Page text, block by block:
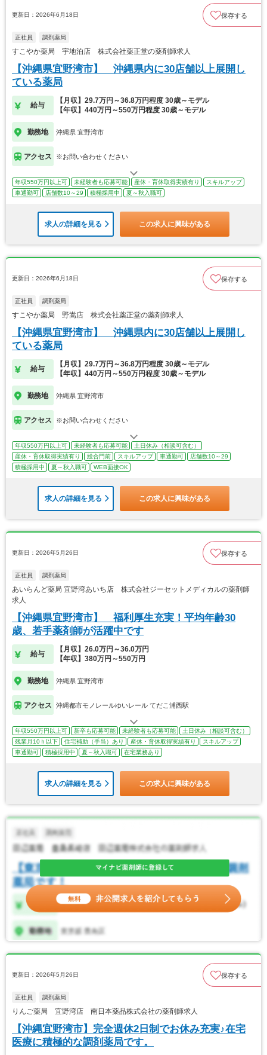
更新日：2026年6月18日 保存する
正社員 調剤薬局
すこやか薬局 宇地泊店 株式会社薬正堂の薬剤師求人
【沖縄県宜野湾市】 沖縄県内に30店舗以上展開し
ている薬局
給与
【月収】29.7万円～36.8万円程度 30歳～モデル
【年収】440万円～550万円程度 30歳～モデル
勤務地 沖縄県 宜野湾市
アクセス ※お問い合わせください
年収550万円以上可 未経験者も応募可能 産休・育休取得実績有り
スキルアップ
車通勤可
店舗数10～29 積極採用中 夏～秋入職可
求人の詳細を見る この求人に興味がある
更新日：2026年6月18日 保存する
正社員 調剤薬局
すこやか薬局 野嵩店 株式会社薬正堂の薬剤師求人
【沖縄県宜野湾市】 沖縄県内に30店舗以上展開し
ている薬局
給与
【月収】29.7万円～36.8万円程度 30歳～モデル
【年収】440万円～550万円程度 30歳～モデル
勤務地 沖縄県 宜野湾市
アクセス ※お問い合わせください
年収550万円以上可 未経験者も応募可能
土日休み（相談可含む）
産休・育休取得実績有り
総合門前 スキルアップ 車通勤可
店舗数10～29
積極採用中
夏～秋入職可 WEB面接OK
求人の詳細を見る この求人に興味がある
更新日：2026年5月26日 保存する
正社員 調剤薬局
あいらんど薬局 宜野湾あいち店 株式会社ジーセットメディカルの薬剤師
求人
【沖縄県宜野湾市】 福利厚生充実！平均年齢30
歳、若手薬剤師が活躍中です
給与
【月収】26.0万円～36.0万円
【年収】380万円～550万円
勤務地 沖縄県 宜野湾市
アクセス 沖縄都市モノレールゆいレール てだこ浦西駅
年収550万円以上可 新卒も応募可能 未経験者も応募可能
土日休み（相談可含む）
残業月10ｈ以下
住宅補助（手当）あり 産休・育休取得実績有り
スキルアップ
車通勤可
積極採用中 夏～秋入職可 在宅業務あり
求人の詳細を見る この求人に興味がある
更新日：2026年5月26日 保存する
正社員 調剤薬局
りんご薬局 宜野湾店 南日本薬品株式会社の薬剤師求人
【沖縄宜野湾市】完全週休2日制でお休み充実♪在宅
医療に積極的な調剤薬局です。